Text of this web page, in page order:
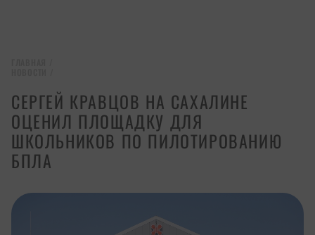
СЕРГЕЙ КРАВЦОВ НА САХАЛИНЕ
ОЦЕНИЛ ПЛОЩАДКУ ДЛЯ
ШКОЛЬНИКОВ ПО ПИЛОТИРОВАНИЮ
БПЛА